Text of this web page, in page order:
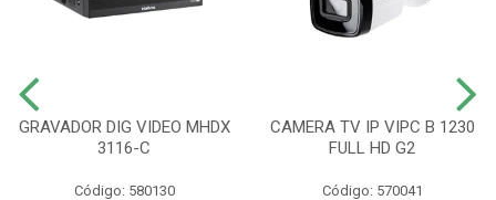
GRAVADOR DIG VIDEO MHDX
3116-C
Código: 580130
CAMERA TV IP VIPC B 1230
FULL HD G2
Código: 570041